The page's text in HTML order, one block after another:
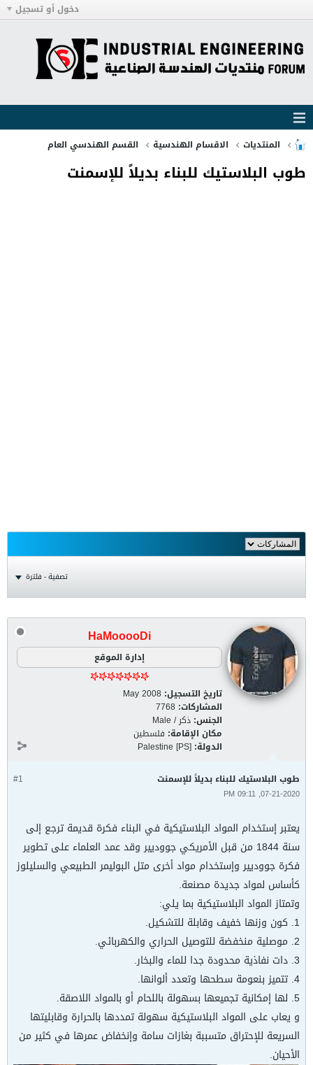
دخول أو تسجيل
المنتديات الاقسام الهندسية القسم الهندسي العام
طوب البلاستيك للبناء بديلاً للإسمنت
تصفية - فلترة
HaMooooDi
إدارة الموقع
تاريخ التسجيل: May 2008
المشاركات: 7768
الجنس: ذكر / Male
مكان الإقامة: فلسطين
الدولة: Palestine [PS]
#1 طوب البلاستيك للبناء بديلاً للإسمنت
07-21-2020, 09:11 PM
يعتبر إستخدام المواد البلاستيكية في البناء فكرة قديمة ترجع إلى
سنة 1844 من قبل الأمريكي جووديير وقد عمد العلماء على تطوير
فكرة جووديير وإستخدام مواد أخرى متل البوليمر الطبيعي والسليلوز
كأساس لمواد جديدة مصنعة.
وتمتاز المواد البلاستيكية بما يلي:
1. كون وزنها خفيف وقابلة للتشكيل.
2. موصلية منخفضة للتوصيل الحراري والكهربائي.
3. دات نفاذية محدودة جدا للماء والبخار.
4. تتميز بنعومة سطحها وتعدد ألوانها.
5. لها إمكانية تجميعها بسهولة باللحام أو بالمواد اللاصقة.
و يعاب على المواد البلاستيكية سهولة تمددها بالحرارة وقابليتها
السريعة للإحتراق متسببة بغازات سامة وإنخفاض عمرها في كثير من
الأحيان.